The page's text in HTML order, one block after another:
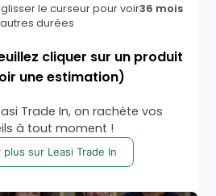
le curseur pour voir
durées
36 mois
cliquer sur un produit
une estimation)
Trade In, on rachète vos
à tout moment !
plus sur Leasi Trade In